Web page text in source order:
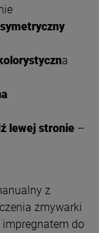
a
lewej stronie –
z
zmywarki
do